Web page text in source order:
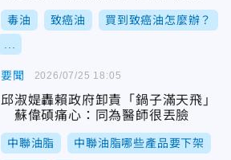
查水錶
毒油 致癌油 買到致癌油怎麼辦？
要聞
邱淑媞轟賴政府卸責「鍋子滿天飛」
蘇偉碩痛心：同為醫師很丟臉
中聯油脂 中聯油脂哪些產品要下架
2026/07/25 18:05